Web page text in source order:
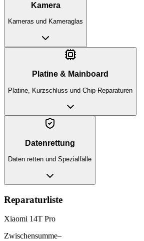
Kamera
Kameras und Kameraglas
Platine & Mainboard
Platine, Kurzschluss und Chip-Reparaturen
Datenrettung
Daten retten und Spezialfälle
Reparaturliste
Xiaomi 14T Pro
Zwischensumme–